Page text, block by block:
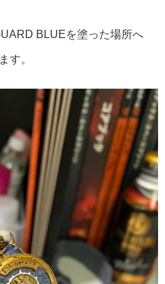
BLUEを塗った場所へ
す。